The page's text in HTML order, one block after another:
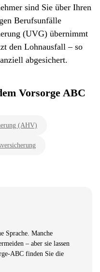
sind Sie über Ihren
Berufsunfälle
(UVG) übernimmt
den Lohnausfall – so
abgesichert.
Vorsorge ABC
(AHV)
Sprache. Manche
– aber sie lassen
ABC finden Sie die